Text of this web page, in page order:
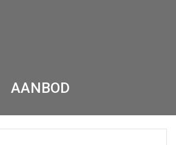
AANBOD